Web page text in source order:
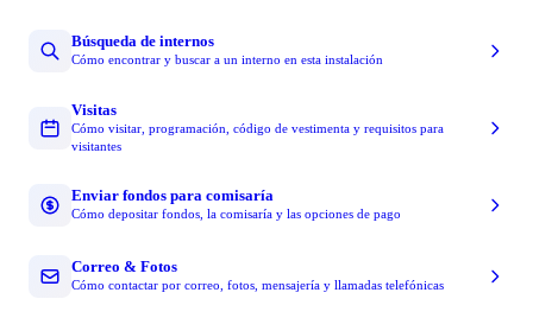
Búsqueda de internos
Cómo encontrar y buscar a un interno en esta instalación
Visitas
Cómo visitar, programación, código de vestimenta y requisitos para
visitantes
Enviar fondos para comisaría
Cómo depositar fondos, la comisaría y las opciones de pago
Correo & Fotos
Cómo contactar por correo, fotos, mensajería y llamadas telefónicas